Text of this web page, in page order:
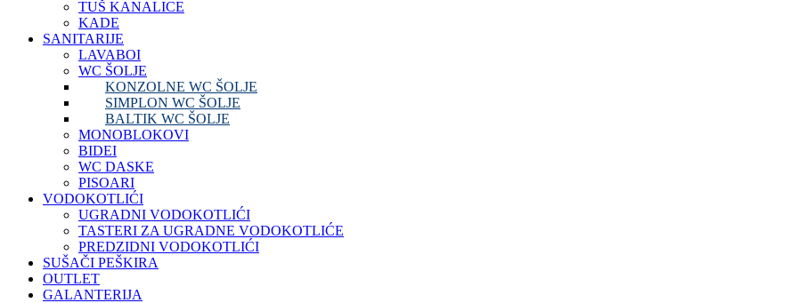
TUŠ KANALICE
KADE
SANITARIJE
LAVABOI
WC ŠOLJE
KONZOLNE WC ŠOLJE
SIMPLON WC ŠOLJE
BALTIK WC ŠOLJE
MONOBLOKOVI
BIDEI
WC DASKE
PISOARI
VODOKOTLIĆI
UGRADNI VODOKOTLIĆI
TASTERI ZA UGRADNE VODOKOTLIĆE
PREDZIDNI VODOKOTLIĆI
SUŠAČI PEŠKIRA
OUTLET
GALANTERIJA